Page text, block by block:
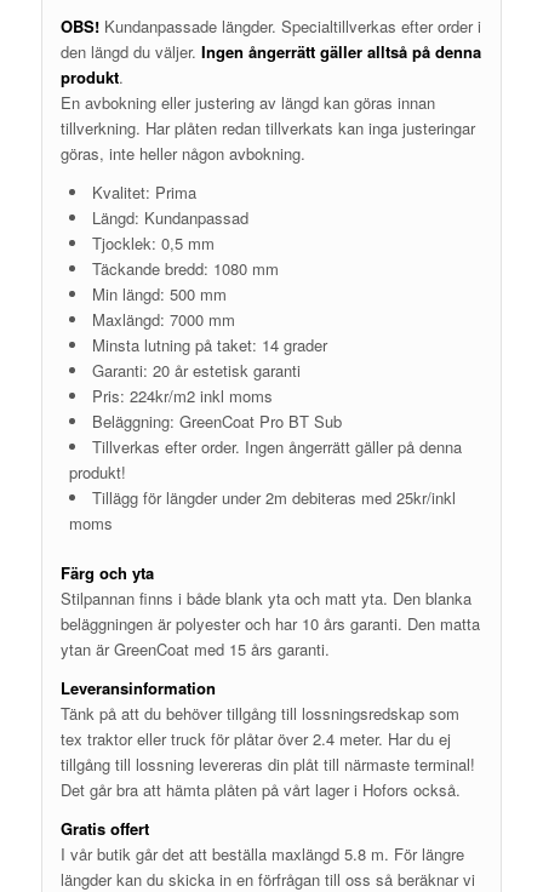
OBS!Kundanpassade längder. Specialtillverkas efter order i
den längd du väljer. Ingen ångerrätt gäller alltså på denna
produkt.
En avbokning eller justering av längd kan göras innan
tillverkning. Har plåten redan tillverkats kan inga justeringar
göras, inte heller någon avbokning.
Kvalitet: Prima
Längd: Kundanpassad
Tjocklek: 0,5 mm
Täckande bredd: 1080 mm
Min längd: 500 mm
Maxlängd: 7000 mm
Minsta lutning på taket: 14 grader
Garanti: 20 år estetisk garanti
Pris: 224kr/m2 inkl moms
Beläggning: GreenCoat Pro BT Sub
Tillverkas efter order. Ingen ångerrätt gäller på denna
produkt!
Tillägg för längder under 2m debiteras med 25kr/inkl
moms
Färg och yta
Stilpannan finns i både blank yta och matt yta. Den blanka
beläggningen är polyester och har 10 års garanti. Den matta
ytan är GreenCoat med 15 års garanti.
Leveransinformation
Tänk på att du behöver tillgång till lossningsredskap som
tex traktor eller truck för plåtar över 2.4 meter. Har du ej
tillgång till lossning levereras din plåt till närmaste terminal!
Det går bra att hämta plåten på vårt lager i Hofors också.
Gratis offert
I vår butik går det att beställa maxlängd 5.8 m. För längre
längder kan du skicka in en förfrågan till oss så beräknar vi